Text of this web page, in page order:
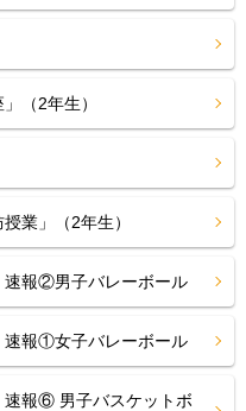
（2年生）
業」（2年生）
報②男子バレーボール
報①女子バレーボール
報⑥ 男子バスケットボ